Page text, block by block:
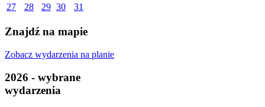
27
28 29 30 31
Znajdź na mapie
Zobacz wydarzenia na planie
2026 - wybrane
wydarzenia